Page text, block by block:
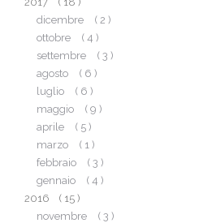
dicembre
( 2 )
ottobre
( 4 )
settembre
( 3 )
agosto
( 6 )
luglio
( 6 )
maggio
( 9 )
aprile
( 5 )
marzo
( 1 )
febbraio
( 3 )
gennaio
( 4 )
2016
( 15 )
novembre
( 3 )